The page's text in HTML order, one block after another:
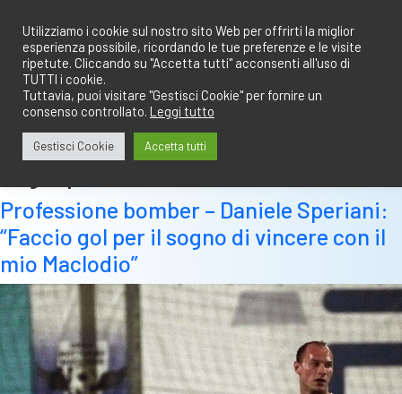
contenuto
Professione bomber – Daniele Speriani:
“Faccio gol per il sogno di vincere con il
mio Maclodio”
Utilizziamo i cookie sul nostro sito Web per offrirti la miglior
esperienza possibile, ricordando le tue preferenze e le visite
ripetute. Cliccando su "Accetta tutti" acconsenti all'uso di
TUTTI i cookie.
Tuttavia, puoi visitare "Gestisci Cookie" per fornire un
consenso controllato. Leggi tutto
Gestisci Cookie Accetta tutti